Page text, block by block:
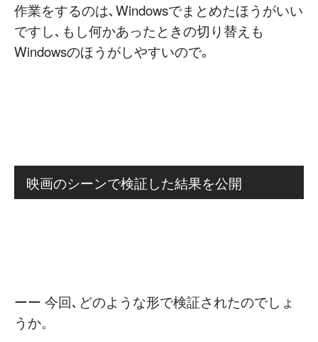
作業をするのは､Windowsでまとめたほうがいい
ですし､もし何かあったときの切り替えも
Windowsのほうがしやすいので｡
映画のシーンで検証した結果を公開
ーー 今回､どのような形で検証されたのでしょ
うか。